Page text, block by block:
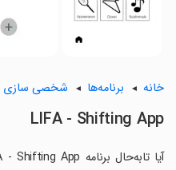
خانه برنامه‌ها شخصی سازی
LIFA - Shifting App